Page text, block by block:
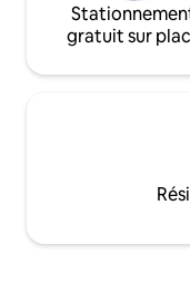
gratuit sur